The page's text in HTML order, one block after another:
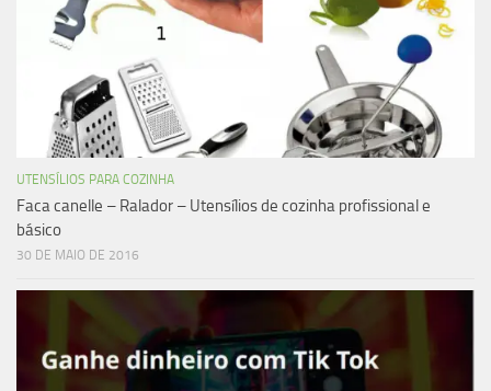
UTENSÍLIOS PARA COZINHA
Faca canelle – Ralador – Utensílios de cozinha profissional e
básico
30 DE MAIO DE 2016